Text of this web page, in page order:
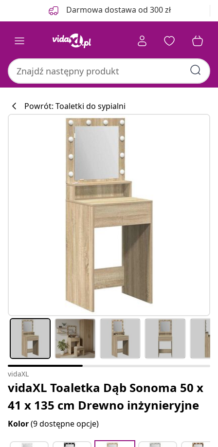
Darmowa dostawa od 300 zł
Powrót: Toaletki do sypialni
vidaXL
vidaXL Toaletka Dąb Sonoma 50 x
41 x 135 cm Drewno inżynieryjne
Kolor(9 dostępne opcje)